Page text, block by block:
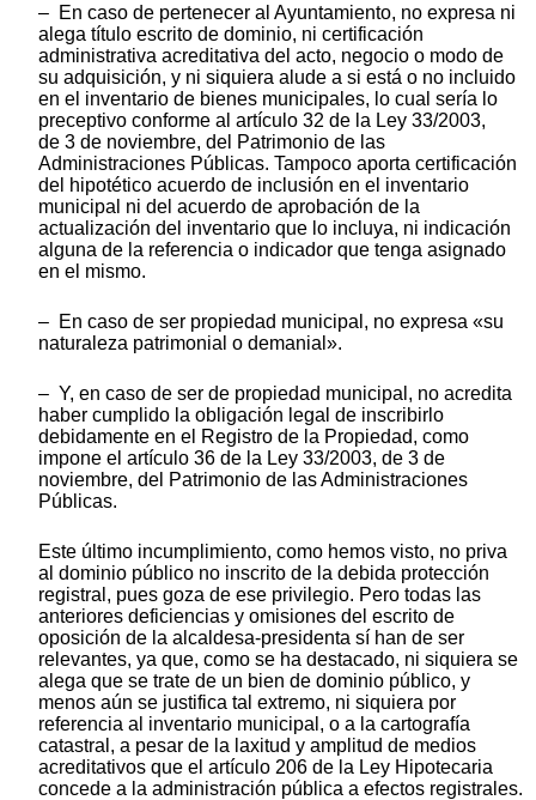
– En caso de pertenecer al Ayuntamiento, no expresa ni
alega título escrito de dominio, ni certificación
administrativa acreditativa del acto, negocio o modo de
su adquisición, y ni siquiera alude a si está o no incluido
en el inventario de bienes municipales, lo cual sería lo
preceptivo conforme al artículo 32 de la Ley 33/2003,
de 3 de noviembre, del Patrimonio de las
Administraciones Públicas. Tampoco aporta certificación
del hipotético acuerdo de inclusión en el inventario
municipal ni del acuerdo de aprobación de la
actualización del inventario que lo incluya, ni indicación
alguna de la referencia o indicador que tenga asignado
en el mismo.
– En caso de ser propiedad municipal, no expresa «su
naturaleza patrimonial o demanial».
– Y, en caso de ser de propiedad municipal, no acredita
haber cumplido la obligación legal de inscribirlo
debidamente en el Registro de la Propiedad, como
impone el artículo 36 de la Ley 33/2003, de 3 de
noviembre, del Patrimonio de las Administraciones
Públicas.
Este último incumplimiento, como hemos visto, no priva
al dominio público no inscrito de la debida protección
registral, pues goza de ese privilegio. Pero todas las
anteriores deficiencias y omisiones del escrito de
oposición de la alcaldesa-presidenta sí han de ser
relevantes, ya que, como se ha destacado, ni siquiera se
alega que se trate de un bien de dominio público, y
menos aún se justifica tal extremo, ni siquiera por
referencia al inventario municipal, o a la cartografía
catastral, a pesar de la laxitud y amplitud de medios
acreditativos que el artículo 206 de la Ley Hipotecaria
concede a la administración pública a efectos registrales.